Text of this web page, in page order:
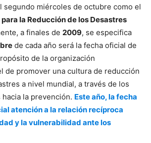
segundo miércoles de octubre como el
la Reducción de los Desastres
a finales de 2009, se especifica
de cada año será la fecha oficial de
de la organización
de promover una cultura de reducción
a nivel mundial, a través de los
la prevención. Este año, la fecha
atención a la relación recíproca
y la vulnerabilidad ante los